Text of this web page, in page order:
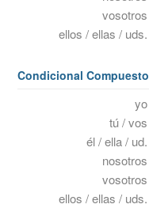
vosotros
ellos / ellas / uds.
Condicional Compuesto
yo
tú / vos
él / ella / ud.
nosotros
vosotros
ellos / ellas / uds.